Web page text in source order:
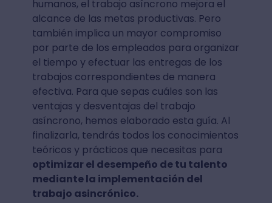
humanos, el trabajo asíncrono mejora el
alcance de las metas productivas. Pero
también implica un mayor compromiso
por parte de los empleados para organizar
el tiempo y efectuar las entregas de los
trabajos correspondientes de manera
efectiva. Para que sepas cuáles son las
ventajas y desventajas del trabajo
asíncrono, hemos elaborado esta guía. Al
finalizarla, tendrás todos los conocimientos
teóricos y prácticos que necesitas para
optimizar el desempeño de tu talento
mediante la implementación del
trabajo asincrónico.